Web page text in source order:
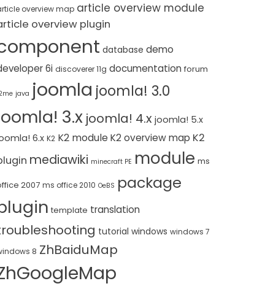
overview map article overview module
overview plugin
database demo
6i discoverer 11g documentation forum
java joomla joomla! 3.0
3.x joomla! 4.x joomla! 5.x
6.x K2 K2 module K2 overview map K2
mediawiki minecraft PE module ms
2007 ms office 2010 OeBS package
template translation
tutorial windows windows 7
8 ZhBaiduMap